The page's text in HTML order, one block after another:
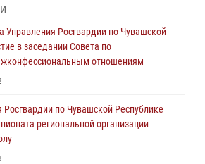
годов
задержали подозреваемого в
службы войск национальной гвардии
Управления Росгвардии по Чувашской
в заседании Совета по
отношениям
по Чувашской Республике
региональной организации